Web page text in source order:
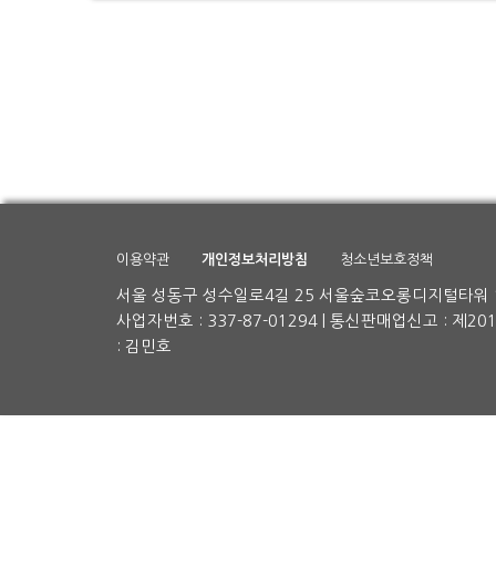
이용약관 개인정보처리방침 청소년보호정책
서울 성동구 성수일로4길 25 서울숲코오롱디지털타
사업자번호 : 337-87-01294 | 통신판매업신고 : 제
: 김민호